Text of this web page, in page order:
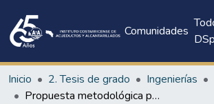
Comunidades
Inicio 2. Tesis de grado Ingenierías
Propuesta metodológica para la valoración económica de áreas de protección de cuerpos superficiales de agua, a expropiarse a favor del Instituto Costarricense de Acueductos y Alcantarillados